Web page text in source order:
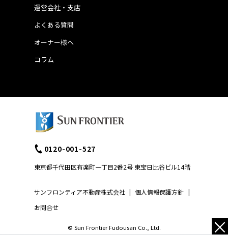
運営会社・支店
よくある質問
オーナー様へ
コラム
サンフロンティア不動産株式会社 | 個人情報保護方針 |
お問合せ
0120-001-527
東京都千代田区有楽町一丁目2番2号 東宝日比谷ビル14階
© Sun Frontier Fudousan Co., Ltd. ×